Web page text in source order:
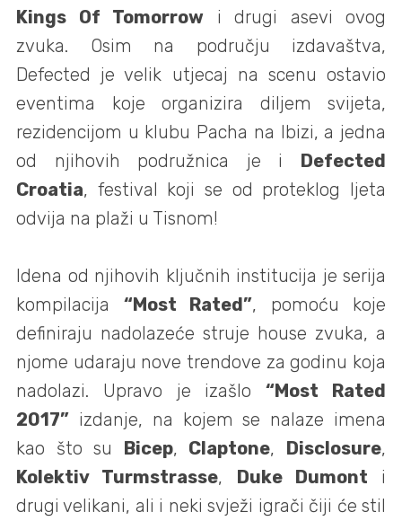
Kings Of Tomorrow i drugi asevi ovog
zvuka. Osim na području izdavaštva,
Defected je velik utjecaj na scenu ostavio
eventima koje organizira diljem svijeta,
rezidencijom u klubu Pacha na Ibizi, a jedna
od njihovih podružnica je i Defected
Croatia, festival koji se od proteklog ljeta
odvija na plaži u Tisnom!
Idena od njihovih ključnih institucija je serija
kompilacija “Most Rated”, pomoću koje
definiraju nadolazeće struje house zvuka, a
njome udaraju nove trendove za godinu koja
nadolazi. Upravo je izašlo“Most Rated
2017” izdanje, na kojem se nalaze imena
kao što su Bicep, Claptone, Disclosure,
Kolektiv Turmstrasse, Duke Dumont i
drugi velikani, ali i neki svježi igrači čiji će stil